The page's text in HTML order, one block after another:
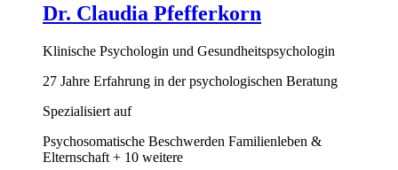
Dr. Claudia Pfefferkorn
Klinische Psychologin und Gesundheitspsychologin
27 Jahre Erfahrung in der psychologischen Beratung
Spezialisiert auf
Psychosomatische Beschwerden Familienleben &
Elternschaft + 10 weitere